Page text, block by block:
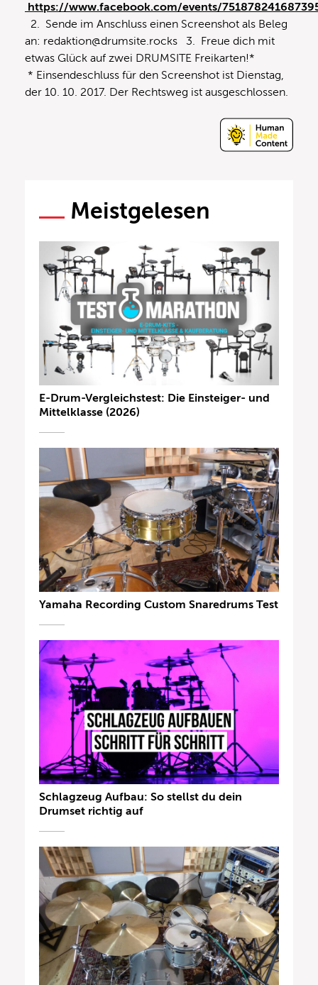
https://www.facebook.com/events/
2. Sende im Anschluss einen Screenshot als Beleg
an: redaktion@drumsite.rocks 3. Freue dich mit
etwas Glück auf zwei DRUMSITE Freikarten!*
* Einsendeschluss für den Screenshot ist Dienstag,
der 10. 10. 2017. Der Rechtsweg ist ausgeschlossen.
Meistgelesen
E-Drum-Vergleichstest: Die Einsteiger- und
Mittelklasse (2026)
Yamaha Recording Custom Snaredrums Test
Schlagzeug Aufbau: So stellst du dein
Drumset richtig auf